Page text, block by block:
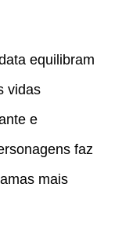
equilibram
vidas
e
faz
mais